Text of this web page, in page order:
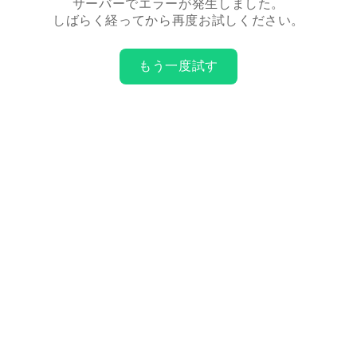
サーバーでエラーが発生しました。
しばらく経ってから再度お試しください。
もう一度試す